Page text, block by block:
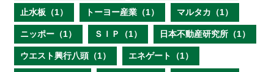
止水板（1） トーヨー産業（1） マルタカ（1）
ニッポー（1） ＳＩＰ（1） 日本不動産研究所（1）
ウエスト興行八頭（1） エネゲート（1）